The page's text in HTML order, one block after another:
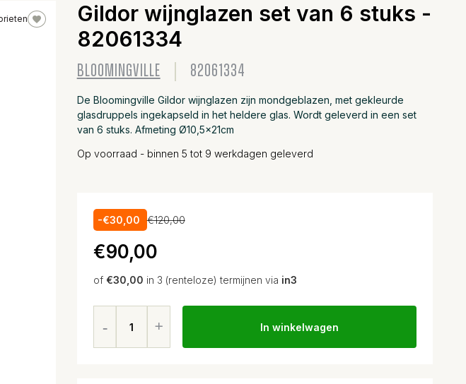
25%
sale
Gildor wijnglazen set van 6 stuks -
82061334
BLOOMINGVILLE 82061334
De Bloomingville Gildor wijnglazen zijn mondgeblazen, met gekleurde
glasdruppels ingekapseld in het heldere glas. Wordt geleverd in een set
van 6 stuks. Afmeting Ø10,5x21cm
Op voorraad - binnen 5 tot 9 werkdagen geleverd
-€30,00 €120,00
€90,00
of €30,00 in 3 (renteloze) termijnen via in3
In winkelwagen